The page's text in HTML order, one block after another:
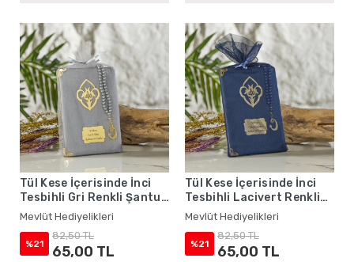
Tül Kese İçerisinde İnci
Tesbihli Gri Renkli Şantuk
Yasin Kitabı Seti - Mevlüt
Hediyelikleri
Mevlüt Hediyelikleri
%21
82,50 TL
65,00 TL
Tül Kese İçerisinde İnci
Tesbihli Lacivert Renkli
Şantuk Yasin Kitabı Seti -
Mevlüt Hediyelikleri
Mevlüt Hediyelikleri
%21
82,50 TL
65,00 TL